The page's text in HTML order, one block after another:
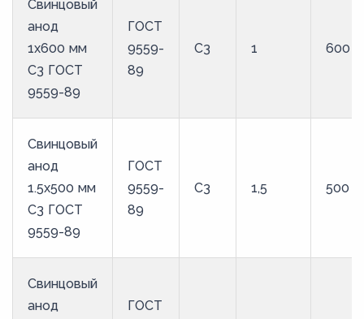
Свинцовый
анод
1x600 мм
С3 ГОСТ
9559-89
ГОСТ
9559-
89
С3 1 600
Свинцовый
анод
1.5x500 мм
С3 ГОСТ
9559-89
ГОСТ
9559-
89
С3 1,5 500
Свинцовый
анод
ГОСТ